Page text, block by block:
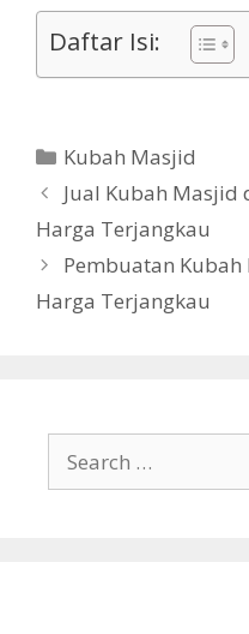
Daftar Isi:
Kubah Masjid
Jual Kubah Masjid
Harga Terjangkau
Pembuatan
Harga Terjangkau